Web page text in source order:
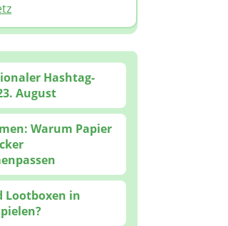
Hashtag-
August
Warum Papier
Lootboxen in